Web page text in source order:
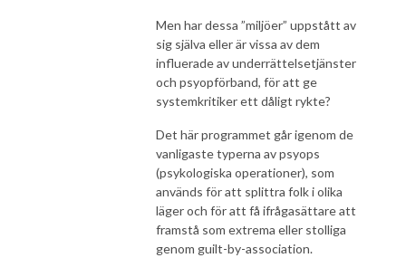
Men har dessa ”miljöer” uppstått av
sig själva eller är vissa av dem
influerade av underrättelsetjänster
och psyopförband, för att ge
systemkritiker ett dåligt rykte?
Det här programmet går igenom de
vanligaste typerna av psyops
(psykologiska operationer), som
används för att splittra folk i olika
läger och för att få ifrågasättare att
framstå som extrema eller stolliga
genom guilt-by-association.